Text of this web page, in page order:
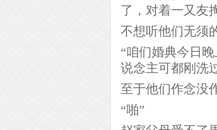
了，对着一又友
不想听他们无须
“咱们婚典今日
说念主可都刚洗
至于他们作念没
“啪”